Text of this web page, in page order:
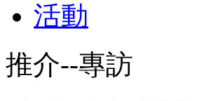
活動
推介--專訪